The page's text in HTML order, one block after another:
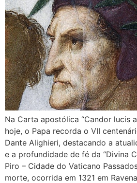
Na Carta apostólica “Candor lucis
hoje, o Papa recorda o VII
Dante Alighieri, destacando a
e a profundidade de fé da “Divina
Piro – Cidade do Vaticano
morte, ocorrida em 1321 em